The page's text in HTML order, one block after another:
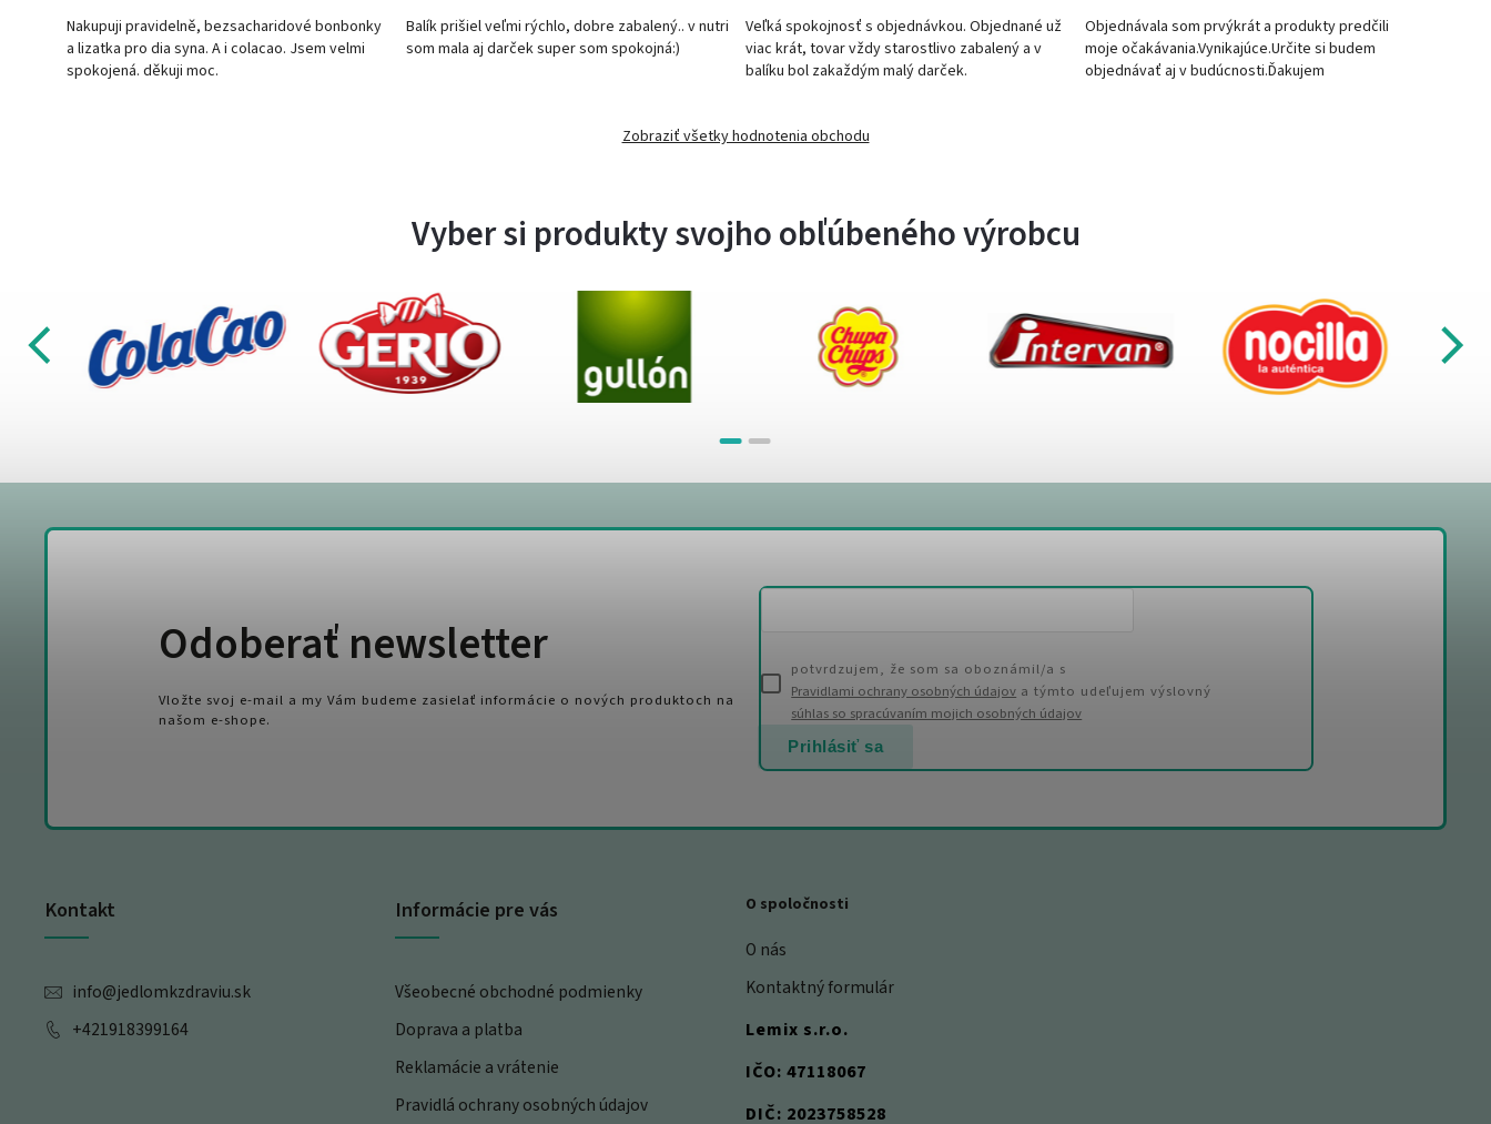
Nakupuji pravidelně, bezsacharidové bonbonky
a lizatka pro dia syna. A i colacao. Jsem velmi
spokojená. děkuji moc.
Balík prišiel veľmi rýchlo, dobre zabalený.. v nutri
som mala aj darček super som spokojná:)
Veľká spokojnosť s objednávkou. Objednané už
viac krát, tovar vždy starostlivo zabalený a v
balíku bol zakaždým malý darček.
Objednávala som prvýkrát a produkty predčili
moje očakávania.Vynikajúce.Určite si budem
objednávať aj v budúcnosti.Ďakujem
Zobraziť všetky hodnotenia obchodu
Vyber si produkty svojho obľúbeného výrobcu
Kontakt
info@jedlomkzdraviu.sk
+421918399164
Informácie pre vás
Všeobecné obchodné podmienky
Doprava a platba
Reklamácie a vrátenie
Pravidlá ochrany osobných údajov
O spoločnosti
O nás
Kontaktný formulár
Lemix s.r.o.
IČO: 47118067
DIČ: 2023758528
Odoberať newsletter
Vložte svoj e-mail a my Vám budeme zasielať informácie o nových produktoch na
našom e-shope.
potvrdzujem, že som sa oboznámil/a s
Pravidlami ochrany osobných údajov a týmto udeľujem výslovný
súhlas so spracúvaním mojich osobných údajov
Prihlásiť sa